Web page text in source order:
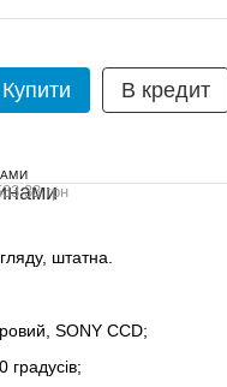
Купити В кредит
грн
штатна.
SONY CCD;
градусів;